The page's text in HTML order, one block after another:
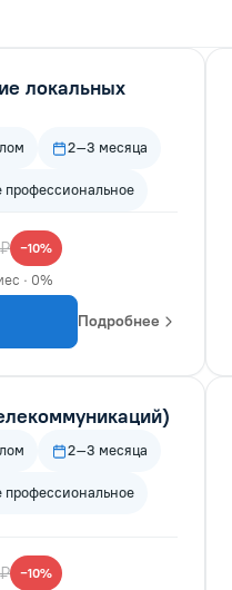
локальных
2–3 месяца
−10%
· 0%
Подробнее
2–3 месяца
−10%